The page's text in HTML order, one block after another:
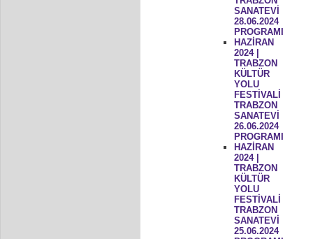
SANATEVİ
28.06.2024
PROGRAMI
HAZİRAN
2024 |
TRABZON
KÜLTÜR
YOLU
FESTİVALİ
TRABZON
SANATEVİ
26.06.2024
PROGRAMI
HAZİRAN
2024 |
TRABZON
KÜLTÜR
YOLU
FESTİVALİ
TRABZON
SANATEVİ
25.06.2024